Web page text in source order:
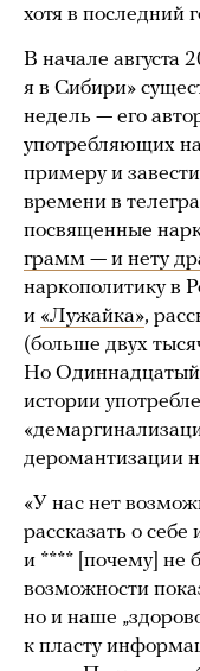
хотя в последний
В начале августа
я в Сибири»
недель — его
употребляющих
примеру и
времени в
посвященные
грамм — и нету
наркополитику в
и «Лужайка»,
(больше двух
Но Одиннадцатый
истории
деромантизации
«У нас нет
рассказать о
и **** [почему]
возможности
но и наше
к пласту